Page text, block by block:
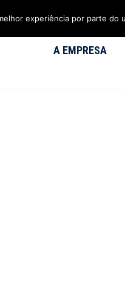
A EMPRESA
experiência por parte